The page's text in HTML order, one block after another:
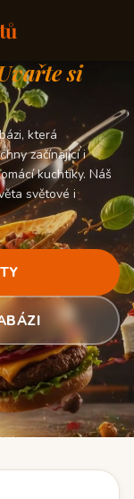
si
která
začínající i
kuchtíky. Náš
světové i